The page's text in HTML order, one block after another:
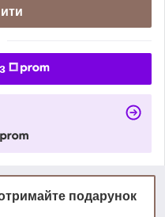
подарунок